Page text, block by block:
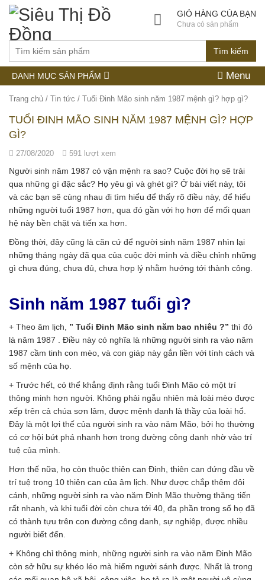
Tìm kiếm
GIỎ HÀNG CỦA BẠN
Chưa có sản phẩm
DANH MỤC SẢN PHẨM Menu
Trang chủ / Tin tức / Tuổi Đinh Mão sinh năm 1987 mệnh gì? hợp gì?
TUỔI ĐINH MÃO SINH NĂM 1987 MỆNH GÌ? HỢP
GÌ?
27/08/2020 591 lượt xem
Người sinh năm 1987 có vận mệnh ra sao? Cuộc đời họ sẽ trải
qua những gì đặc sắc? Họ yêu gì và ghét gì? Ở bài viết này, tôi
và các bạn sẽ cùng nhau đi tìm hiểu để thấy rõ điều này, để hiểu
những người tuổi 1987 hơn, qua đó gần với họ hơn để mối quan
hệ này bền chặt và tiến xa hơn.
Đồng thời, đây cũng là căn cứ để người sinh năm 1987 nhìn lại
những tháng ngày đã qua của cuộc đời mình và điều chỉnh những
gì chưa đúng, chưa đủ, chưa hợp lý nhằm hướng tới thành công.
Sinh năm 1987 tuổi gì?
+ Theo âm lịch, ” Tuổi Đinh Mão sinh năm bao nhiêu ?” thì đó
là năm 1987 . Điều này có nghĩa là những người sinh ra vào năm
1987 cầm tinh con mèo, và con giáp này gắn liền với tính cách và
số mệnh của họ.
+ Trước hết, có thể khẳng định rằng tuổi Đinh Mão có một trí
thông minh hơn người. Không phải ngẫu nhiên mà loài mèo được
xếp trên cả chúa sơn lâm, được mệnh danh là thầy của loài hổ.
Đây là một lợi thế của người sinh ra vào năm Mão, bởi họ thường
có cơ hội bứt phá nhanh hơn trong đường công danh nhờ vào trí
tuệ của mình.
Hơn thế nữa, họ còn thuộc thiên can Đinh, thiên can đứng đầu về
trí tuệ trong 10 thiên can của âm lịch. Như được chắp thêm đôi
cánh, những người sinh ra vào năm Đinh Mão thường thăng tiến
rất nhanh, và khi tuổi đời còn chưa tới 40, đa phần trong số họ đã
có thành tựu trên con đường công danh, sự nghiệp, được nhiều
người biết đến.
+ Không chỉ thông minh, những người sinh ra vào năm Đinh Mão
còn sở hữu sự khéo léo mà hiếm người sánh được. Nhất là trong